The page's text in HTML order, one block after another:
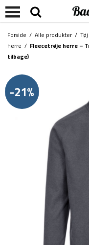
Forside / Alle produkter/
herre / Fleecetrøje herre –
tilbage)
-21%